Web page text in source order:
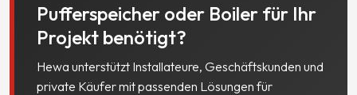
Pufferspeicher oder Boiler für Ihr
Projekt benötigt?
Hewa unterstützt Installateure, Geschäftskunden und
private Käufer mit passenden Lösungen für